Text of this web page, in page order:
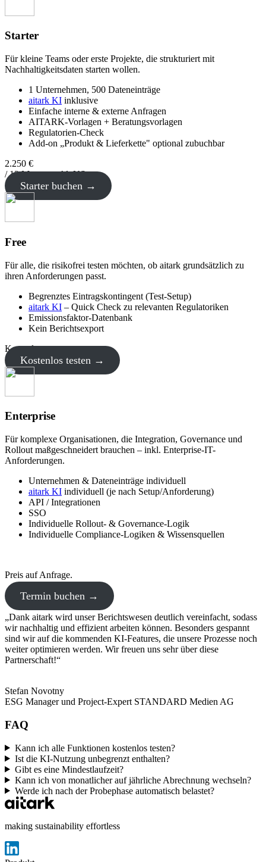
Starter
Für kleine Teams oder erste Projekte, die strukturiert mit
Nachhaltigkeitsdaten starten wollen.
1 Unternehmen, 500 Dateneinträge
aitark KI inklusive
Einfache interne & externe Anfragen
AITARK-Vorlagen + Beratungsvorlagen
Regulatorien-Check
Add-on „Produkt & Lieferkette" optional zubuchbar
2.250 €
/ 12 Monate exkl. USt.
Starter buchen →
Free
Für alle, die risikofrei testen möchten, ob aitark grundsätzlich zu
ihren Anforderungen passt.
Begrenztes Eintragskontingent (Test-Setup)
aitark KI – Quick Check zu relevanten Regulatoriken
Emissionsfaktor-Datenbank
Kein Berichtsexport
Kostenlos.
Kostenlos testen →
Enterprise
Für komplexe Organisationen, die Integration, Governance und
Rollout maßgeschneidert brauchen – inkl. Enterprise-IT-
Anforderungen.
Unternehmen & Dateneinträge individuell
aitark KI individuell (je nach Setup/Anforderung)
API / Integrationen
SSO
Individuelle Rollout- & Governance-Logik
Individuelle Compliance-Logiken & Wissensquellen
Preis auf Anfrage.
Termin buchen →
„Dank aitark wird unser Berichtswesen deutlich vereinfacht, sodass
wir nachhaltig und effizient arbeiten können. Besonders gespannt
sind wir auf die kommenden KI-Features, die unsere Prozesse noch
weiter optimieren werden. Wir freuen uns sehr über diese
Partnerschaft!“
Stefan Novotny
ESG Manager und Project-Expert STANDARD Medien AG
FAQ
Kann ich alle Funktionen kostenlos testen?
Ist die KI-Nutzung unbegrenzt enthalten?
Gibt es eine Mindestlaufzeit?
Kann ich von monatlicher auf jährliche Abrechnung wechseln?
Werde ich nach der Probephase automatisch belastet?
making sustainability effortless